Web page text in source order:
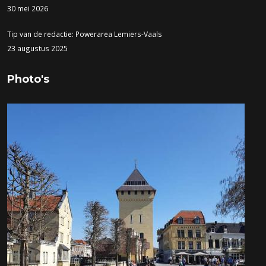
30 mei 2026
Tip van de redactie: Powerarea Lemiers-Vaals
23 augustus 2025
Photo's